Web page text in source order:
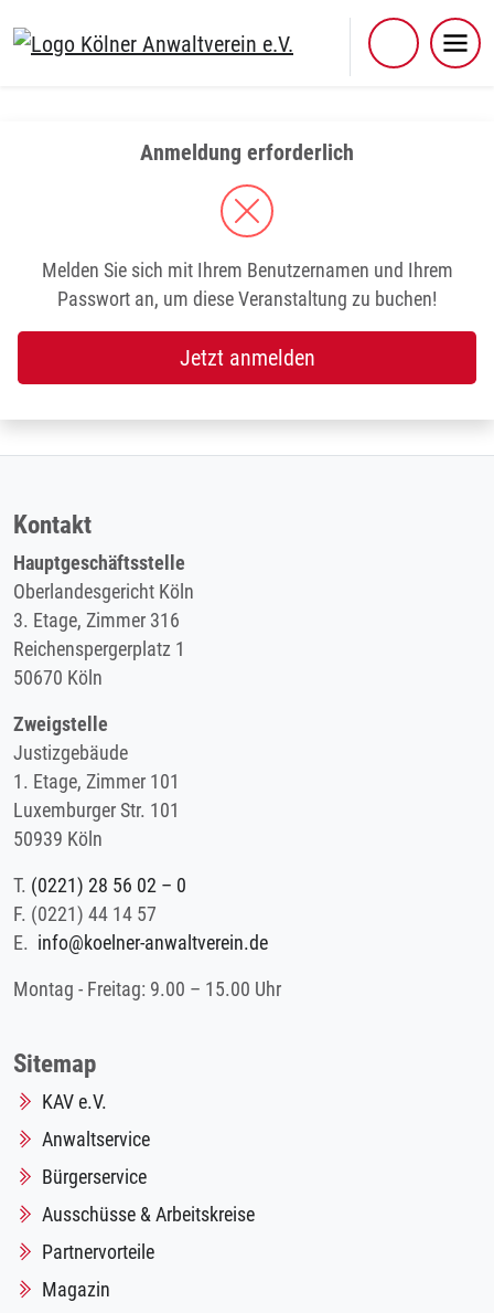
Anmeldung erforderlich
Melden Sie sich mit Ihrem Benutzernamen und Ihrem
Passwort an, um diese Veranstaltung zu buchen!
Jetzt anmelden
Kontakt
Hauptgeschäftsstelle
Oberlandesgericht Köln
3. Etage, Zimmer 316
Reichenspergerplatz 1
50670 Köln
Zweigstelle
Justizgebäude
1. Etage, Zimmer 101
Luxemburger Str. 101
50939 Köln
T. (0221) 28 56 02 – 0
F. (0221) 44 14 57
E. info@koelner-anwaltverein.de
Montag - Freitag: 9.00 – 15.00 Uhr
Sitemap
KAV e.V.
Anwaltservice
Bürgerservice
Ausschüsse & Arbeitskreise
Partnervorteile
Magazin